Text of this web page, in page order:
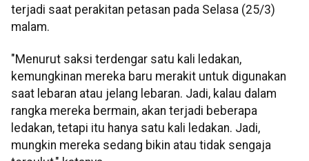
terjadi saat perakitan petasan pada Selasa (25/3)
malam.
"Menurut saksi terdengar satu kali ledakan,
kemungkinan mereka baru merakit untuk digunakan
saat lebaran atau jelang lebaran. Jadi, kalau dalam
rangka mereka bermain, akan terjadi beberapa
ledakan, tetapi itu hanya satu kali ledakan. Jadi,
mungkin mereka sedang bikin atau tidak sengaja